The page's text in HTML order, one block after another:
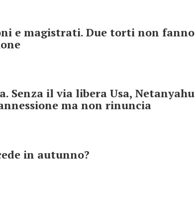
e magistrati. Due torti non fanno
Senza il via libera Usa, Netanyahu
ma non rinuncia
in autunno?